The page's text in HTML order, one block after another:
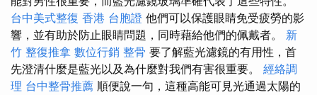
台中美式整復 香港 台胞證 他們可以保護眼睛免受疲勞的影
響，並有助於防止眼睛問題，同時藉給他們的佩戴者。 新
竹 整復推拿 數位行銷 整骨 要了解藍光濾鏡的有用性，首
先澄清什麼是藍光以及為什麼對我們有害很重要。 經絡調
理 台中整骨推薦 順便說一句，這種高能可見光通過太陽的